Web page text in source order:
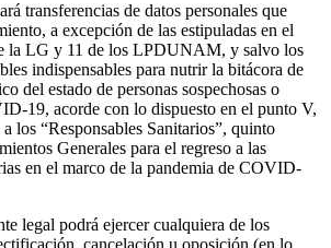
transferencias de datos personales que
a excepción de las estipuladas en el
la LG y 11 de los LPDUNAM, y salvo los
indispensables para nutrir la bitácora de
del estado de personas sospechosas o
19, acorde con lo dispuesto en el punto V,
los “Responsables Sanitarios”, quinto
Generales para el regreso a las
en el marco de la pandemia de COVID-
legal podrá ejercer cualquiera de los